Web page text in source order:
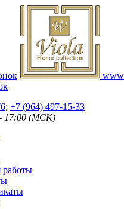
; +7 (964) 497-15-33
17:00 (МСК)
работы